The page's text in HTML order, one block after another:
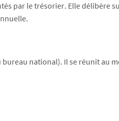
par le trésorier. Elle délibère
national). Il se réunit au